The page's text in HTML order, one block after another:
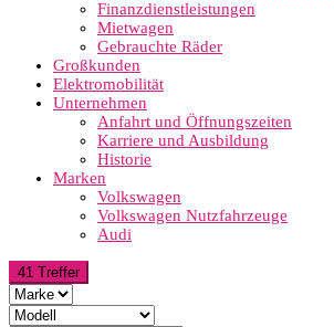
Finanzdienstleistungen
Mietwagen
Gebrauchte Räder
Großkunden
Elektromobilität
Unternehmen
Anfahrt und Öffnungszeiten
Karriere und Ausbildung
Historie
Marken
Volkswagen
Volkswagen Nutzfahrzeuge
Audi
41 Treffer